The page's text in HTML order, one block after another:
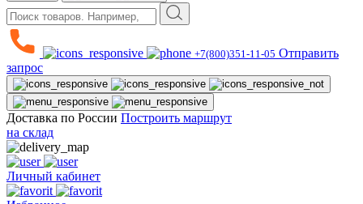
+7(800)351-11-05 Отправить
запрос
Доставка по России Построить маршрут
на склад
Личный кабинет